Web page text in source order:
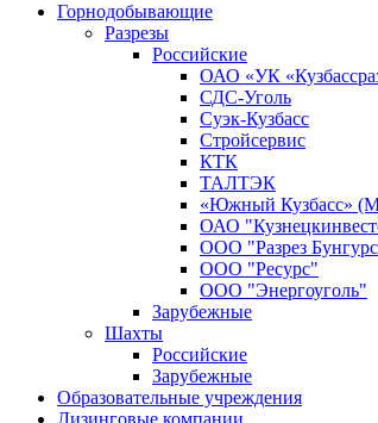
Горнодобывающие
Разрезы
Российские
ОАО «УК
СДС-Уголь
Суэк-Кузбасс
Стройсервис
КТК
ТАЛТЭК
«Южный Кузбасс»
ОАО
ООО "Разрез
ООО "Ресурс"
ООО "Энергоуголь"
Зарубежные
Шахты
Российские
Зарубежные
Образовательные учреждения
Лизинговые компании